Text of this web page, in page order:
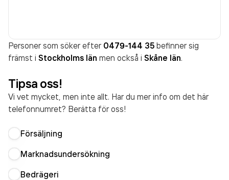
Personer som söker efter 0479-144 35 befinner sig
främst i Stockholms län men också i Skåne län.
Tipsa oss!
Vi vet mycket, men inte allt. Har du mer info om det här
telefonnumret? Berätta för oss!
Försäljning
Marknadsundersökning
Bedrägeri